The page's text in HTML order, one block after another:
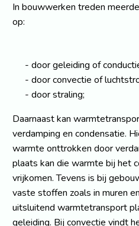
In bouwwerken treden
op:
door geleiding of
door convectie of
door straling;
Daarnaast kan
verdamping en condensatie.
warmte onttrokken door
plaats kan die warmte bij het
vrijkomen. Tevens is bij
vaste stoffen zoals in muren
uitsluitend warmtetransport
geleiding. Bij convectie vindt